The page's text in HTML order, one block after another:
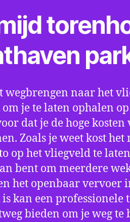
wegbrengen naar het
je te laten ophalen
dat je de hoge
Zoals je weet kost
op het vliegveld te
bent om meerdere
het openbaar vervoer
kan een professionele
bieden om je weg te